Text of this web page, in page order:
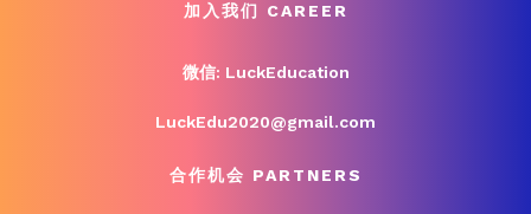
加入我们 CAREER
微信: LuckEducation
LuckEdu2020@gmail.com
合作机会 PARTNERS